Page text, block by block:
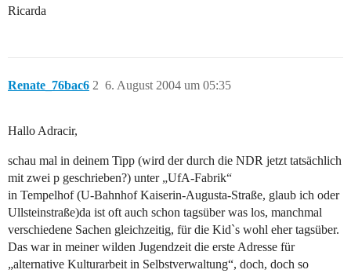
Ricarda
Renate_76bac6 6. August 2004 um 05:35
2
Hallo Adracir,
schau mal in deinem Tipp (wird der durch die NDR jetzt tatsächlich
mit zwei p geschrieben?) unter „UfA-Fabrik“
in Tempelhof (U-Bahnhof Kaiserin-Augusta-Straße, glaub ich oder
Ullsteinstraße)da ist oft auch schon tagsüber was los, manchmal
verschiedene Sachen gleichzeitig, für die Kid`s wohl eher tagsüber.
Das war in meiner wilden Jugendzeit die erste Adresse für
„alternative Kulturarbeit in Selbstverwaltung“, doch, doch so